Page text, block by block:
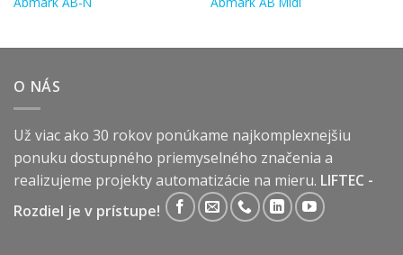
O NÁS
Už viac ako 30 rokov ponúkame najkomplexnejšiu
ponuku dostupného priemyselného značenia a
realizujeme projekty automatizácie na mieru. LIFTEC -
Rozdiel je v prístupe!